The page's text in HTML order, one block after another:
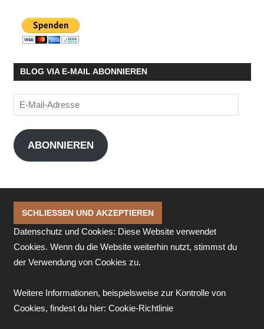
BLOG VIA E-MAIL ABONNIEREN
E-
Mail-
Adresse
ABONNIEREN
Datenschutz und Cookies: Diese Website verwendet
Cookies. Wenn du die Website weiterhin nutzt, stimmst du
der Verwendung von Cookies zu.
Weitere Informationen, beispielsweise zur Kontrolle von
Cookies, findest du hier: Cookie-Richtlinie